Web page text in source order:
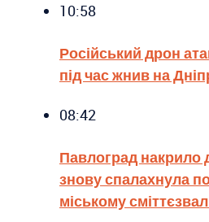
10:58
Російський дрон
під час жнив на
08:42
Павлоград накрило
знову спалахнула
міському